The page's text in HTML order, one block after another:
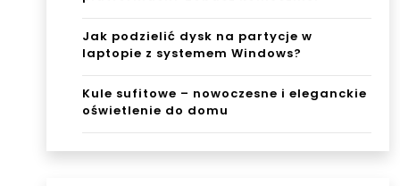
Jak podzielić dysk na partycje w
laptopie z systemem Windows?
Kule sufitowe – nowoczesne i eleganckie
oświetlenie do domu